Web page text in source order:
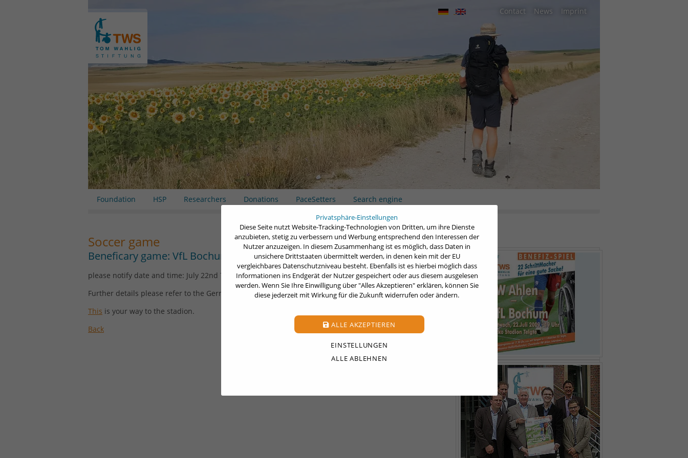
Privatsphäre-Einstellungen
Diese Seite nutzt Website-Tracking-Technologien von Dritten, um ihre Dienste
anzubieten, stetig zu verbessern und Werbung entsprechend den Interessen der
Nutzer anzuzeigen. In diesem Zusammenhang ist es möglich, dass Daten in
unsichere Drittstaaten übermittelt werden, in denen kein mit der EU
vergleichbares Datenschutzniveau besteht. Ebenfalls ist es hierbei möglich dass
Informationen ins Endgerät der Nutzer gespeichert oder aus diesem ausgelesen
werden. Wenn Sie Ihre Einwilligung über "Alles Akzeptieren" erklären, können Sie
diese jederzeit mit Wirkung für die Zukunft widerrufen oder ändern.
ALLE AKZEPTIEREN
EINSTELLUNGEN
ALLE ABLEHNEN
Contact News Imprint
Foundation HSP Researchers Donations PaceSetters Search engine
Soccer game
Beneficary game: VfL Bochum against RW Ahlen for TWS
please notify date and time: July 22nd 7 pm Location: Telgte Takko stadion.
Further details please refer to the German page.
This is your way to the stadion.
Back